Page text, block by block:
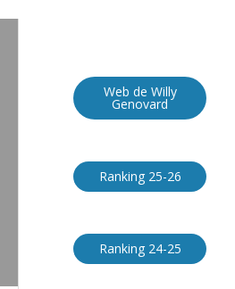
Web de Willy
Genovard
Ranking 25-26
Ranking 24-25